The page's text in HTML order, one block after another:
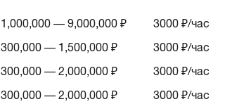
1,000,000 — 9,000,000 ₽ 3000 ₽/час
300,000 — 1,500,000 ₽ 3000 ₽/час
300,000 — 2,000,000 ₽ 3000 ₽/час
300,000 — 2,000,000 ₽ 3000 ₽/час